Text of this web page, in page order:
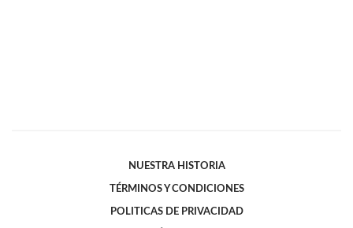
NUESTRA HISTORIA
TÉRMINOS Y CONDICIONES
POLITICAS DE PRIVACIDAD